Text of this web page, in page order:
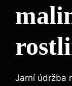
Jarní údržba